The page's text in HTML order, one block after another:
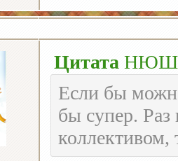
Цитата
Если бы
бы супер. Раз
коллективом,